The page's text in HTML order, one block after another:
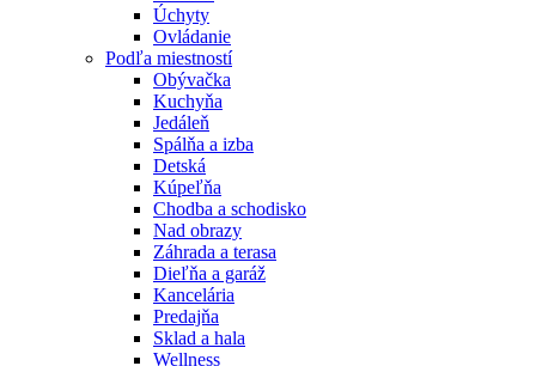
Úchyty
Ovládanie
Podľa miestností
Obývačka
Kuchyňa
Jedáleň
Spálňa a izba
Detská
Kúpeľňa
Chodba a schodisko
Nad obrazy
Záhrada a terasa
Dieľňa a garáž
Kancelária
Predajňa
Sklad a hala
Wellness